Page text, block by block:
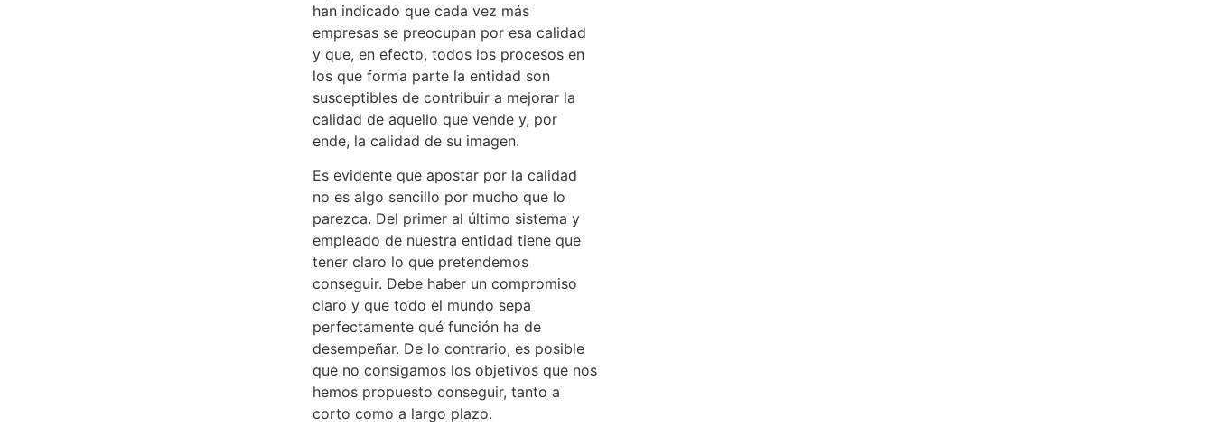
han indicado que cada vez más
empresas se preocupan por esa calidad
y que, en efecto, todos los procesos en
los que forma parte la entidad son
susceptibles de contribuir a mejorar la
calidad de aquello que vende y, por
ende, la calidad de su imagen.
Es evidente que apostar por la calidad
no es algo sencillo por mucho que lo
parezca. Del primer al último sistema y
empleado de nuestra entidad tiene que
tener claro lo que pretendemos
conseguir. Debe haber un compromiso
claro y que todo el mundo sepa
perfectamente qué función ha de
desempeñar. De lo contrario, es posible
que no consigamos los objetivos que nos
hemos propuesto conseguir, tanto a
corto como a largo plazo.